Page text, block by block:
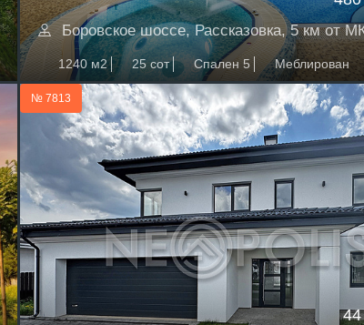
Боровское шоссе, Рассказовка, 5 км от
1240 м2 25 сот Спален 5 Меблирован
№ 7813